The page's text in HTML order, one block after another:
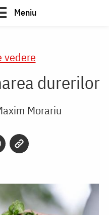
Meniu
vedere
durerilor
Morariu